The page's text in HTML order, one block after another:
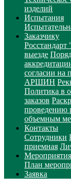
изделий
Испытания
Заказчику
выезде
согласии на
АРШИН
Политика в
заказов
проведению
объемным
Контакты
Сотрудники
приемная
Мероприятия
План
Заявка